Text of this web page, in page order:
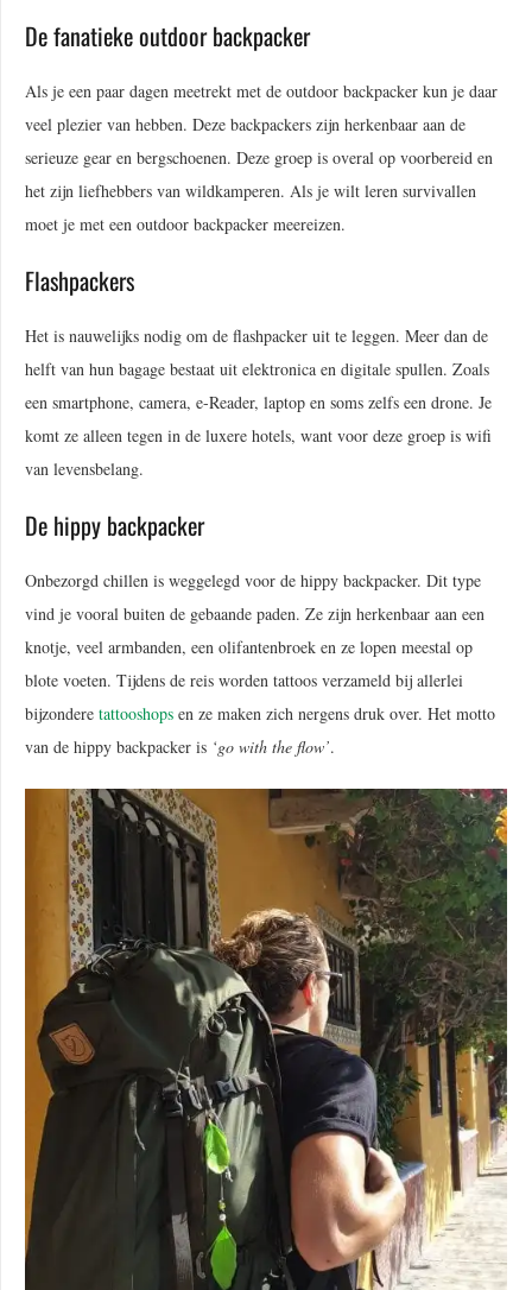
De fanatieke outdoor backpacker
Als je een paar dagen meetrekt met de outdoor backpacker kun je daar
veel plezier van hebben. Deze backpackers zijn herkenbaar aan de
serieuze gear en bergschoenen. Deze groep is overal op voorbereid en
het zijn liefhebbers van wildkamperen. Als je wilt leren survivallen
moet je met een outdoor backpacker meereizen.
Flashpackers
Het is nauwelijks nodig om de flashpacker uit te leggen. Meer dan de
helft van hun bagage bestaat uit elektronica en digitale spullen. Zoals
een smartphone, camera, e-Reader, laptop en soms zelfs een drone. Je
komt ze alleen tegen in de luxere hotels, want voor deze groep is wifi
van levensbelang.
De hippy backpacker
Onbezorgd chillen is weggelegd voor de hippy backpacker. Dit type
vind je vooral buiten de gebaande paden. Ze zijn herkenbaar aan een
knotje, veel armbanden, een olifantenbroek en ze lopen meestal op
blote voeten. Tijdens de reis worden tattoos verzameld bij allerlei
bijzondere tattooshops en ze maken zich nergens druk over. Het motto
van de hippy backpacker is ‘go with the flow’.